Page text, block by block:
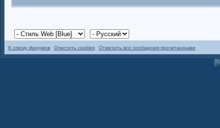
К списку форумов Очистить cookies Отметить все сообщения прочитанными